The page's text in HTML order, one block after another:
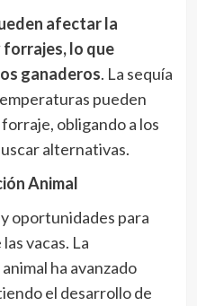
afectar la
lo que
ganaderos. La sequía
pueden
obligando a los
alternativas.
Animal
oportunidades para
vacas. La
ha avanzado
el desarrollo de